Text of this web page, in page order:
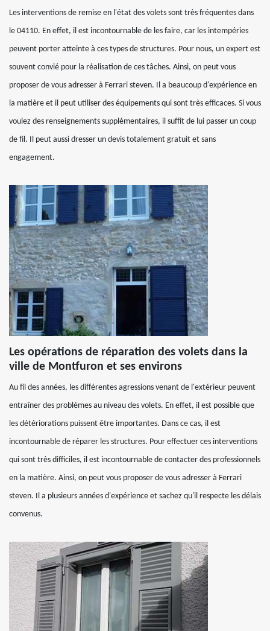
Les interventions de remise en l'état des volets sont très fréquentes dans
le 04110. En effet, il est incontournable de les faire, car les intempéries
peuvent porter atteinte à ces types de structures. Pour nous, un expert est
souvent convié pour la réalisation de ces tâches. Ainsi, on peut vous
proposer de vous adresser à Ferrari steven. Il a beaucoup d'expérience en
la matière et il peut utiliser des équipements qui sont très efficaces. Si vous
voulez des renseignements supplémentaires, il suffit de lui passer un coup
de fil. Il peut aussi dresser un devis totalement gratuit et sans
engagement.
Les opérations de réparation des volets dans la
ville de Montfuron et ses environs
Au fil des années, les différentes agressions venant de l'extérieur peuvent
entraîner des problèmes au niveau des volets. En effet, il est possible que
les détériorations puissent être importantes. Dans ce cas, il est
incontournable de réparer les structures. Pour effectuer ces interventions
qui sont très difficiles, il est incontournable de contacter des professionnels
en la matière. Ainsi, on peut vous proposer de vous adresser à Ferrari
steven. Il a plusieurs années d'expérience et sachez qu'il respecte les délais
convenus.